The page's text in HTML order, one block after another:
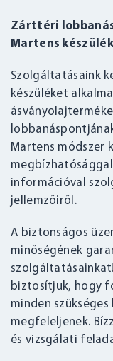
Zárttéri
Martens készülék
Szolgáltatásaink
készüléket
Martens módszer
információval
jellemzőiről.
A biztonságos
minőségének
biztosítjuk, hogy
minden
megfeleljenek.
és vizsgálati